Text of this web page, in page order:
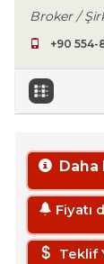
Broker /
+90 554-
Daha
Fiyatı
Teklif